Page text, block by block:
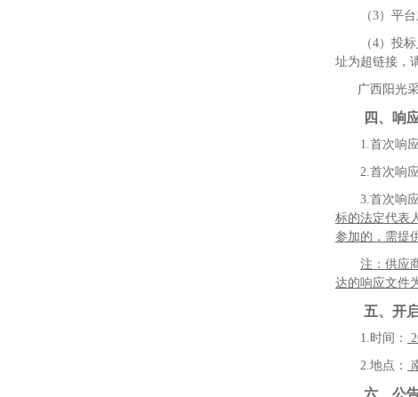
（3）平
（4）投
址为超链接，
广西阳光
四、响
1.首次响
2.首次响
3.首次响
标的法定代表
参加的，需提
注：供应
达的响应文件
五、开
1.时间：
2.地点：
六、公